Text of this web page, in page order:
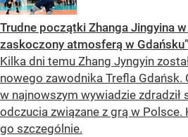
Trudne początki Zhanga Jingyina w
zaskoczony atmosferą w Gdańsku”
Kilka dni temu Zhang Jyngyin
nowego zawodnika Trefla Gdańsk.
w najnowszym wywiadzie zdradził
odczucia związane z grą w Polsce.
go szczególnie.